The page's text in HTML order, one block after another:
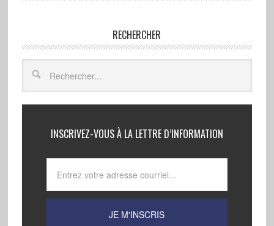
RECHERCHER
INSCRIVEZ-VOUS À LA LETTRE D’INFORMATION